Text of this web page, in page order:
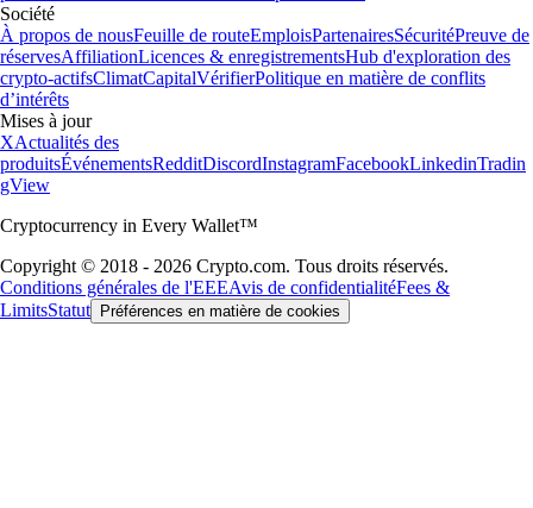
Société
À propos de nousFeuille de routeEmploisPartenairesSécuritéPreuve de
réservesAffiliationLicences & enregistrementsHub d'exploration des
crypto-actifsClimatCapitalVérifierPolitique en matière de conflits
d’intérêts
Mises à jour
XActualités des
produitsÉvénementsRedditDiscordInstagramFacebookLinkedinTradin
gView
Cryptocurrency in Every Wallet™
Copyright © 2018 - 2026 Crypto.com. Tous droits réservés.
Conditions générales de l'EEEAvis de confidentialitéFees &
LimitsStatut Préférences en matière de cookies